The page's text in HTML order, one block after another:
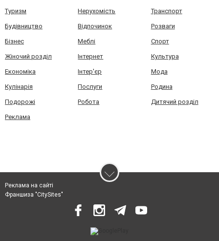
Туризм Нерухомість Транспорт
Будівництво Відпочинок Розваги
Бізнес Меблі Спорт
Жіночий розділ Інтернет Культура
Економіка Інтер'єр Мода
Кулінарія Послуги Родина
Подорожі Робота Дитячий розділ
Реклама
Реклама на сайті
Франшиза "CitySites"